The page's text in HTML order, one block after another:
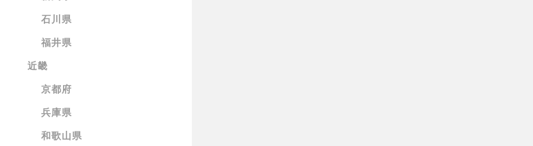
石川県
福井県
近畿
京都府
兵庫県
和歌山県